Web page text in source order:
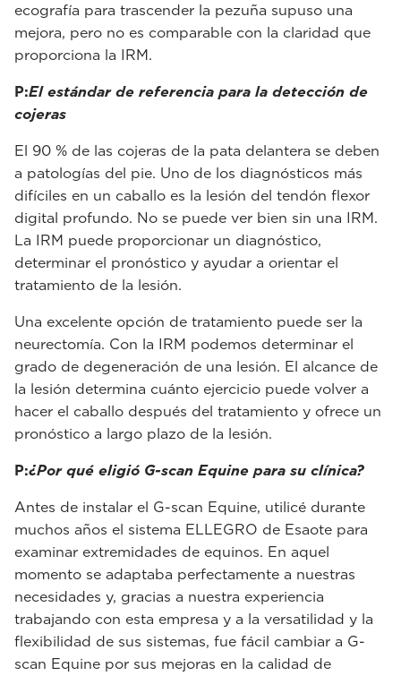
ecografía para trascender la pezuña supuso una
mejora, pero no es comparable con la claridad que
proporciona la IRM.
P:El estándar de referencia para la detección de
cojeras
El 90 % de las cojeras de la pata delantera se deben
a patologías del pie. Uno de los diagnósticos más
difíciles en un caballo es la lesión del tendón flexor
digital profundo. No se puede ver bien sin una IRM.
La IRM puede proporcionar un diagnóstico,
determinar el pronóstico y ayudar a orientar el
tratamiento de la lesión.
Una excelente opción de tratamiento puede ser la
neurectomía. Con la IRM podemos determinar el
grado de degeneración de una lesión. El alcance de
la lesión determina cuánto ejercicio puede volver a
hacer el caballo después del tratamiento y ofrece un
pronóstico a largo plazo de la lesión.
P:¿Por qué eligió G-scan Equine para su clínica?
Antes de instalar el G-scan Equine, utilicé durante
muchos años el sistema ELLEGRO de Esaote para
examinar extremidades de equinos. En aquel
momento se adaptaba perfectamente a nuestras
necesidades y, gracias a nuestra experiencia
trabajando con esta empresa y a la versatilidad y la
flexibilidad de sus sistemas, fue fácil cambiar a G-
scan Equine por sus mejoras en la calidad de